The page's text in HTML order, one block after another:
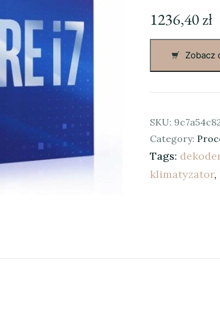
1236,40zł
Zobacz
SKU:
Category:
Tags:
klimatyzator,